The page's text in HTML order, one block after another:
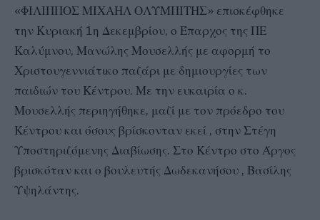
«ΦΙΛΙΠΠΟΣ ΜΙΧΑΗΛ ΟΛΥΜΠΙΤΗΣ» επισκέφθηκε
την Κυριακή 1η Δεκεμβρίου, ο Έπαρχος της ΠΕ
Καλύμνου, Μανώλης Μουσελλής με αφορμή το
Χριστουγεννιάτικο παζάρι με δημιουργίες των
παιδιών του Κέντρου. Με την ευκαιρία ο κ.
Μουσελλής περιηγήθηκε, μαζί με τον πρόεδρο του
Κέντρου και όσους βρίσκονταν εκεί , στην Στέγη
Υποστηριζόμενης Διαβίωσης. Στο Κέντρο στο Άργος
βρισκόταν και ο βουλευτής Δωδεκανήσου , Βασίλης
Υψηλάντης.